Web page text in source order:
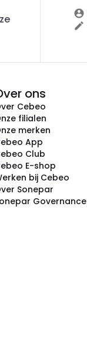
ons
Cebeo
filialen
merken
App
Club
E-shop
bij Cebeo
Sonepar
Governance